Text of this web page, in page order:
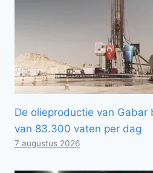
De olieproductie van Gabar
van 83.300 vaten per dag
7 augustus 2026